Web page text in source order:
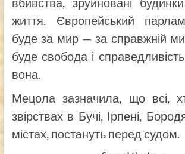
життя. Європейський
буде за мир — за справжній
буде свобода і
вона.
Мецола зазначила, що всі,
звірствах в Бучі, Ірпені,
містах, постануть перед судом.